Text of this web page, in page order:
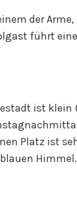
der
führt
ist klein
Platz ist
Himmel.